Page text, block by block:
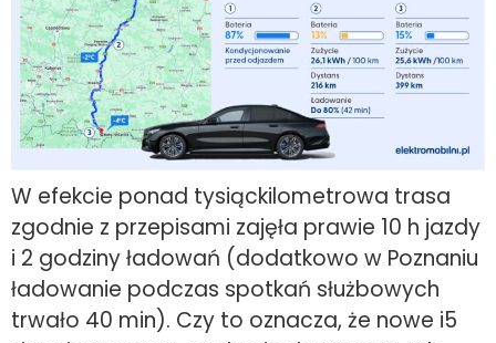
W efekcie ponad tysiąckilometrowa trasa
zgodnie z przepisami zajęła prawie 10 h jazdy
i 2 godziny ładowań (dodatkowo w Poznaniu
ładowanie podczas spotkań służbowych
trwało 40 min). Czy to oznacza, że nowe i5